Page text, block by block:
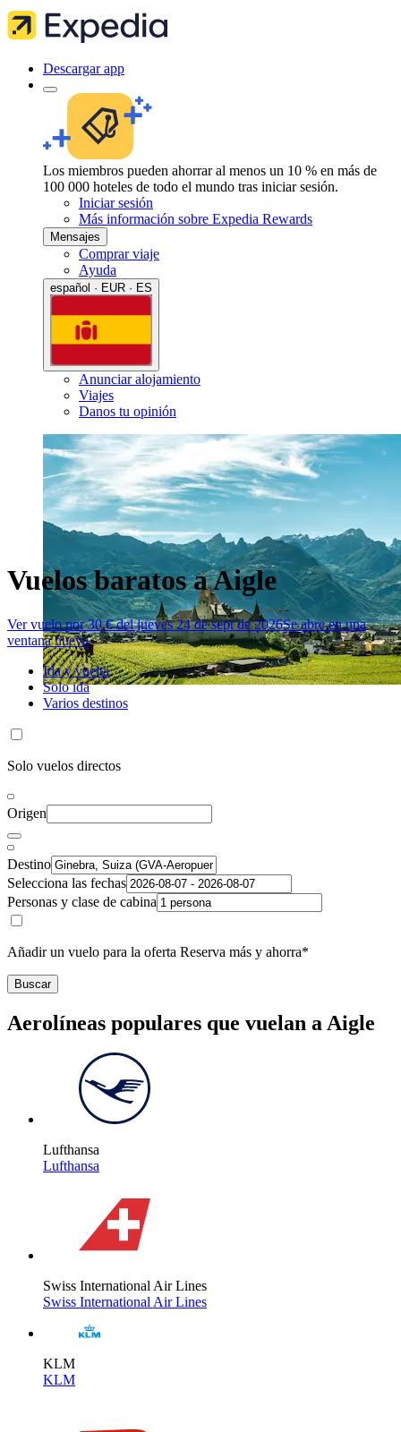
Descargar app
Los miembros pueden ahorrar al menos un 10 % en más de
100 000 hoteles de todo el mundo tras iniciar sesión.
Iniciar sesión
Más información sobre Expedia Rewards
Mensajes
Comprar viaje
Ayuda
español · EUR · ES
Anunciar alojamiento
Viajes
Danos tu opinión
Vuelos baratos a Aigle
Ver vuelo por 30 € del jueves 24 de sept de 2026Se abre en una
ventana nueva
Ida y vuelta
Solo ida
Varios destinos
Solo vuelos directos
Origen
Destino
Selecciona las fechas
Personas y clase de cabina
Añadir un vuelo para la oferta Reserva más y ahorra*
Buscar
Aerolíneas populares que vuelan a Aigle
Lufthansa
Lufthansa
Swiss International Air Lines
Swiss International Air Lines
KLM
KLM